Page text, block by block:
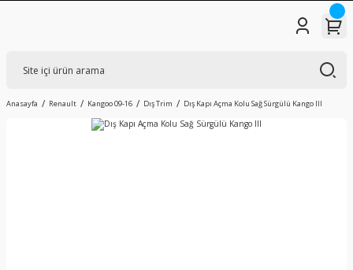
Anasayfa Renault Kangoo 09-16 Dış Trim Dış Kapı Açma Kolu Sağ Sürgülü Kango III